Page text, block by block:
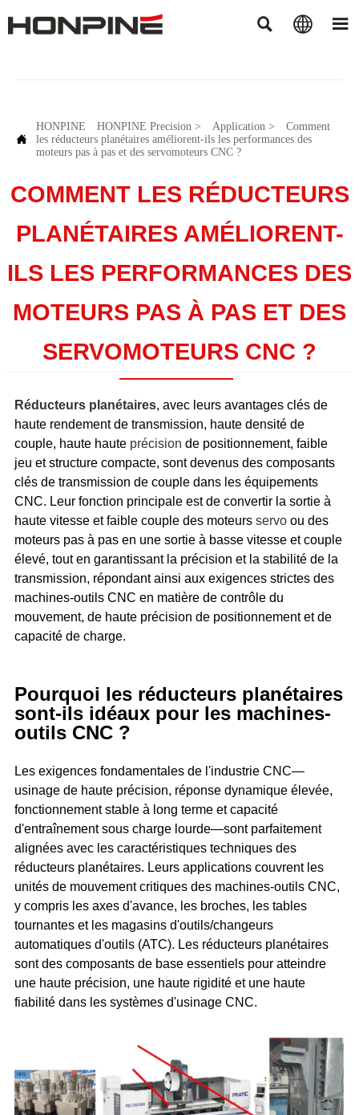
  

HONPINE HONPINE Precision > Application >
Comment
les réducteurs planétaires améliorent-ils les performances des
moteurs pas à pas et des servomoteurs CNC ?
COMMENT LES RÉDUCTEURS
PLANÉTAIRES AMÉLIORENT-
ILS LES PERFORMANCES DES
MOTEURS PAS À PAS ET DES
SERVOMOTEURS CNC ?
Réducteurs planétaires, avec leurs avantages clés de
haute rendement de transmission, haute densité de
couple, haute haute précision de positionnement, faible
jeu et structure compacte, sont devenus des composants
clés de transmission de couple dans les équipements
CNC. Leur fonction principale est de convertir la sortie à
haute vitesse et faible couple des moteurs servoou des
moteurs pas à pas en une sortie à basse vitesse et couple
élevé, tout en garantissant la précision et la stabilité de la
transmission, répondant ainsi aux exigences strictes des
machines-outils CNC en matière de contrôle du
mouvement, de haute précision de positionnement et de
capacité de charge.
Pourquoi les réducteurs planétaires
sont-ils idéaux pour les machines-
outils CNC ?
Les exigences fondamentales de l'industrie CNC—
usinage de haute précision, réponse dynamique élevée,
fonctionnement stable à long terme et capacité
d'entraînement sous charge lourde—sont parfaitement
alignées avec les caractéristiques techniques des
réducteurs planétaires. Leurs applications couvrent les
unités de mouvement critiques des machines-outils CNC,
y compris les axes d'avance, les broches, les tables
tournantes et les magasins d'outils/changeurs
automatiques d'outils (ATC). Les réducteurs planétaires
sont des composants de base essentiels pour atteindre
une haute précision, une haute rigidité et une haute
fiabilité dans les systèmes d'usinage CNC.